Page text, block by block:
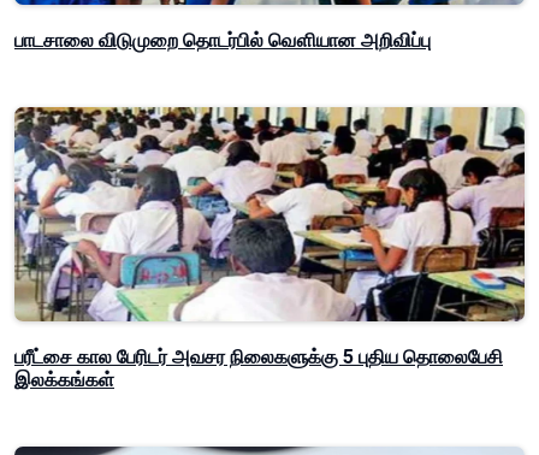
பாடசாலை விடுமுறை தொடர்பில் வௌியான அறிவிப்பு
பரீட்சை கால பேரிடர் அவசர நிலைகளுக்கு 5 புதிய தொலைபேசி
இலக்கங்கள்